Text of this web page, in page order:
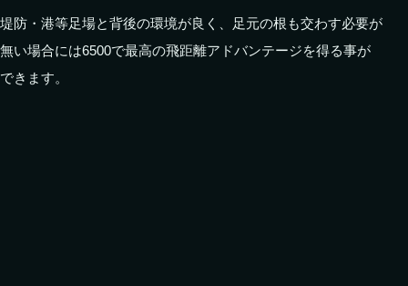
堤防・港等足場と背後の環境が良く、足元の根も交わす必要が
無い場合には6500で最高の飛距離アドバンテージを得る事が
できます。